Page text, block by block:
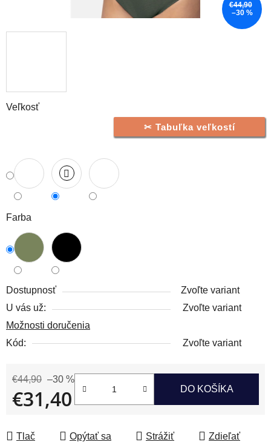
Tabuľka veľkostí
Veľkosť
Farba
Dostupnosť
Zvoľte variant
U vás už:
Zvoľte variant
Možnosti doručenia
Kód:
Zvoľte variant
€44,90 –30 %
€31,40 DO KOŠÍKA
Tlač Opýtať sa Strážiť Zdieľať
€44,90
–30 %